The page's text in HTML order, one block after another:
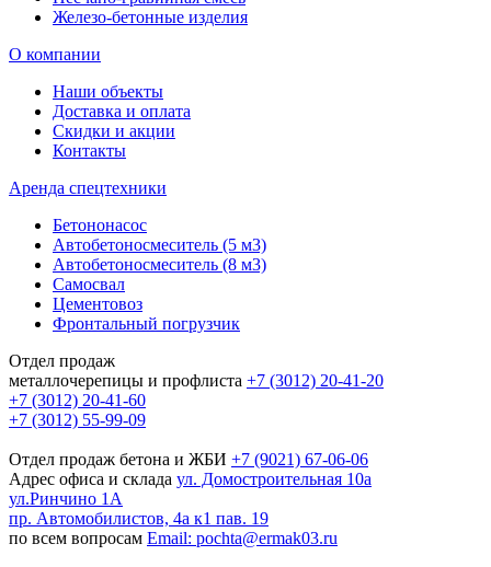
Железо-бетонные изделия
О компании
Наши объекты
Доставка и оплата
Скидки и акции
Контакты
Аренда спецтехники
Бетононасос
Автобетоносмеситель (5 м3)
Автобетоносмеситель (8 м3)
Самосвал
Цементовоз
Фронтальный погрузчик
Отдел продаж
металлочерепицы и профлиста +7 (3012) 20-41-20
+7 (3012) 20-41-60
+7 (3012) 55-99-09
Отдел продаж бетона и ЖБИ +7 (9021) 67-06-06
Адрес офиса и склада ул. Домостроительная 10а
ул.Ринчино 1А
пр. Автомобилистов, 4а к1 пав. 19
по всем вопросам Email: pochta@ermak03.ru